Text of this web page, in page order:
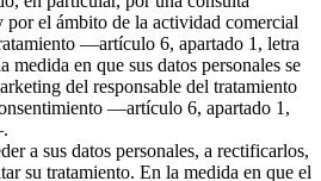
por el ámbito de la actividad comercial
—artículo 6, apartado 1, letra
en que sus datos personales se
del responsable del tratamiento
—artículo 6, apartado 1,
a sus datos personales, a rectificarlos,
su tratamiento. En la medida en que el